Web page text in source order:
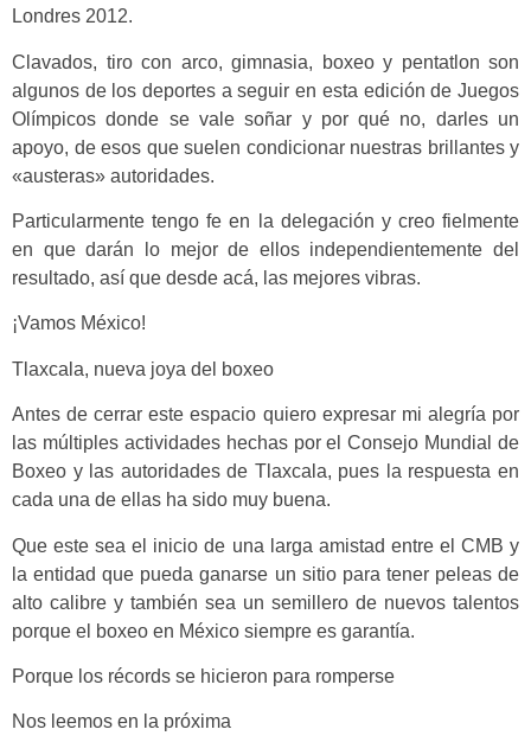
Londres 2012.
Clavados, tiro con arco, gimnasia, boxeo y pentatlon son
algunos de los deportes a seguir en esta edición de Juegos
Olímpicos donde se vale soñar y por qué no, darles un
apoyo, de esos que suelen condicionar nuestras brillantes y
«austeras» autoridades.
Particularmente tengo fe en la delegación y creo fielmente
en que darán lo mejor de ellos independientemente del
resultado, así que desde acá, las mejores vibras.
¡Vamos México!
Tlaxcala, nueva joya del boxeo
Antes de cerrar este espacio quiero expresar mi alegría por
las múltiples actividades hechas por el Consejo Mundial de
Boxeo y las autoridades de Tlaxcala, pues la respuesta en
cada una de ellas ha sido muy buena.
Que este sea el inicio de una larga amistad entre el CMB y
la entidad que pueda ganarse un sitio para tener peleas de
alto calibre y también sea un semillero de nuevos talentos
porque el boxeo en México siempre es garantía.
Porque los récords se hicieron para romperse
Nos leemos en la próxima